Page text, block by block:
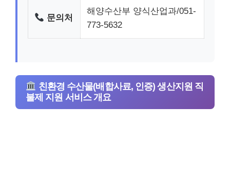
문의처
해양수산부 양식산업과/051-
773-5632
친환경 수산물(배합사료, 인증) 생산지원 직
불제 지원 서비스 개요